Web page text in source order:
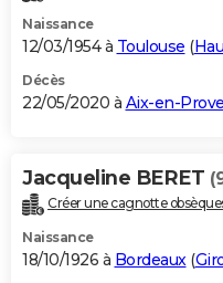
Naissance
12/03/1954 à Toulouse (
Décès
22/05/2020 à Aix-en-
Jacqueline BERET
Créer une cagnotte
Naissance
18/10/1926 à Bordeaux(